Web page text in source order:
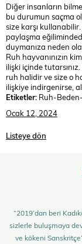
Diğer insanların
bu durumun saçma
size karşı
paylaşma
duymanıza neden
Ruh hayvanınızın
ilişki içinde
ruh halidir ve size o
ilişkiye indirgenirse,
Etiketler: Ruh-
Ocak 12, 2024
Listeye dön
“2019’dan beri
sizlerle buluşmaya
ve kökeni